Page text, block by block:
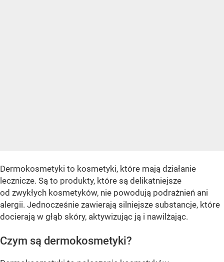
Dermokosmetyki to kosmetyki, które mają działanie
lecznicze. Są to produkty, które są delikatniejsze
od zwykłych kosmetyków, nie powodują podrażnień ani
alergii. Jednocześnie zawierają silniejsze substancje, które
docierają w głąb skóry, aktywizując ją i nawilżając.
Czym są dermokosmetyki?